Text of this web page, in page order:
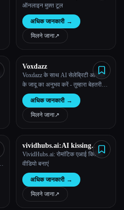
ऑनलाइन मुफ़्त टूल
अधिक जानकारी →
मिलने जाना↗︎
Voxdazz
Voxdazz के साथ AI सेलेब्रिटी आवाज़ों
के जादू का अनुभव करें - तुम्हारा बेहतरीन
क्रिएटिव कंटेंट प्लेटफ़ॉर्म
अधिक जानकारी →
मिलने जाना↗︎
vividhubs.ai:AI kissing
Video Generator
VividHubs.ai: रोमांटिक एआई किसिंग
वीडियो बनाएं
अधिक जानकारी →
मिलने जाना↗︎